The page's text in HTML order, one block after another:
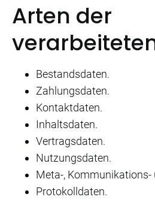
Arten der
Bestandsdaten.
Zahlungsdaten.
Kontaktdaten.
Inhaltsdaten.
Vertragsdaten.
Nutzungsdaten.
Meta-, Kommunikations-
Protokolldaten.